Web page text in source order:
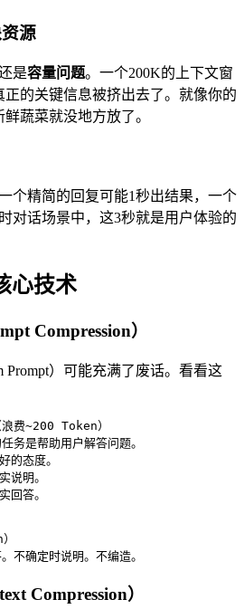
源
是容量问题。一个200K的上下文窗
正的关键信息被挤出去了。就像你的
蔬菜就没地方放了。
个精简的回复可能1秒出结果，一个
对话场景中，这3秒就是用户体验的
心技术
Compression）
Prompt）可能充满了废话。看看这
费~200 Token）
务是帮助用户解答问题。
的态度。
说明。
回答。
不确定时说明。不编造。
Compression）